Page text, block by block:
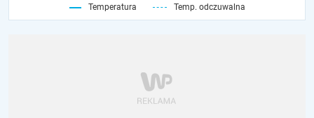
Temperatura Temp. odczuwalna